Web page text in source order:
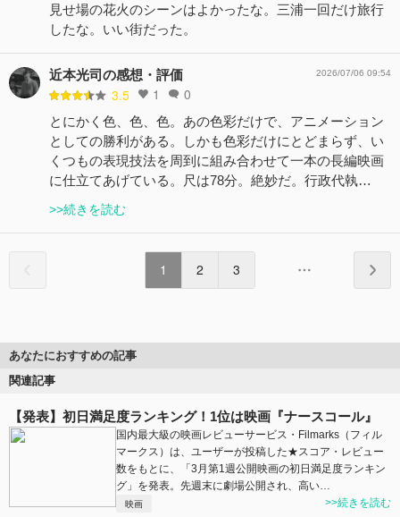
見せ場の花火のシーンはよかったな。三浦一回だけ旅行
したな。いい街だった。
近本光司の感想・評価
3.5 1 0
2026/07/06 09:54
とにかく色、色、色。あの色彩だけで、アニメーション
としての勝利がある。しかも色彩だけにとどまらず、い
くつもの表現技法を周到に組み合わせて一本の長編映画
に仕立てあげている。尺は78分。絶妙だ。行政代執…
>>続きを読む
1 2 3
あなたにおすすめの記事
関連記事
【発表】初日満足度ランキング！1位は映画『ナースコール』
国内最大級の映画レビューサービス・Filmarks（フィル
マークス）は、ユーザーが投稿した★スコア・レビュー
数をもとに、「3月第1週公開映画の初日満足度ランキン
グ」を発表。先週末に劇場公開され、高い…
映画 >>続きを読む